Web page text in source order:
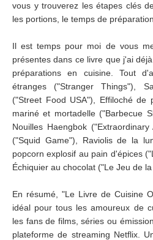
vous y trouverez les étapes clés
les portions, le temps de
Il est temps pour moi de vous
présentes dans ce livre que j'ai
préparations en cuisine. Tout
étranges ("Stranger Things"),
("Street Food USA"), Effiloché de
mariné et mortadelle ("Barbecue
Nouilles Haengbok
("Squid Game"), Raviolis de la
popcorn explosif au pain d'épices
Échiquier au chocolat ("Le Jeu de
En résumé, "Le Livre de Cuisine
idéal pour tous les amoureux de
les fans de films, séries ou
plateforme de streaming Netflix.